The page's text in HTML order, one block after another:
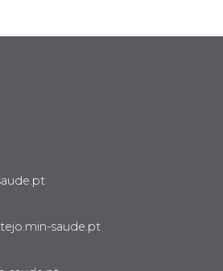
saude.pt